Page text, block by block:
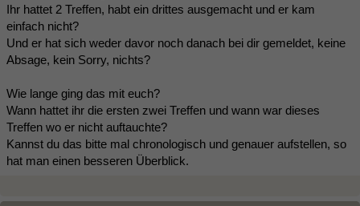
Ihr hattet 2 Treffen, habt ein drittes ausgemacht und er kam
einfach nicht?
Und er hat sich weder davor noch danach bei dir gemeldet, keine
Absage, kein Sorry, nichts?
Wie lange ging das mit euch?
Wann hattet ihr die ersten zwei Treffen und wann war dieses
Treffen wo er nicht auftauchte?
Kannst du das bitte mal chronologisch und genauer aufstellen, so
hat man einen besseren Überblick.